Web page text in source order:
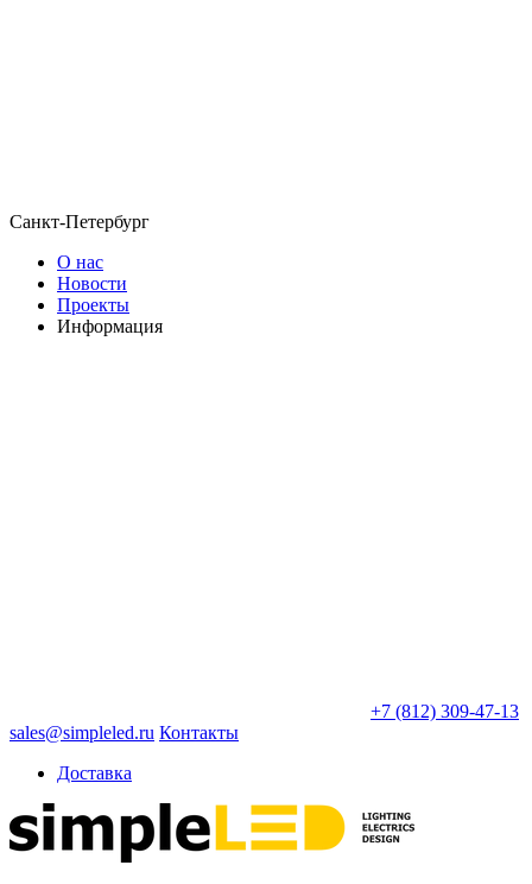
Санкт-Петербург
О нас
Новости
Проекты
Информация
+7 (812) 309-47-13
sales@simpleled.ru Контакты
Доставка